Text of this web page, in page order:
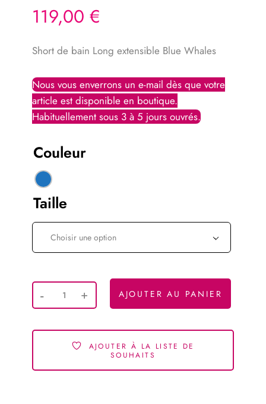
119,00 €
Short de bain Long extensible Blue Whales
Couleur
Taille
Choisir une option
AJOUTER AU PANIER
AJOUTER À LA LISTE DE
SOUHAITS